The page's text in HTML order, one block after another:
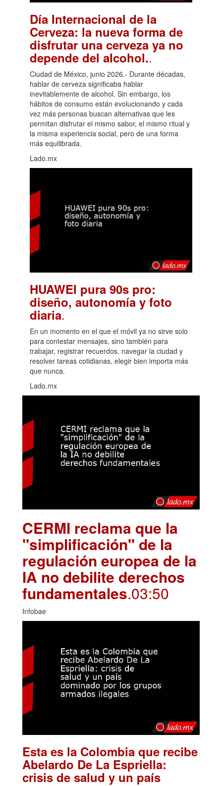
Día Internacional de la
Cerveza: la nueva forma de
disfrutar una cerveza ya no
depende del alcohol..
Ciudad de México, junio 2026.- Durante décadas,
hablar de cerveza significaba hablar
inevitablemente de alcohol. Sin embargo, los
hábitos de consumo están evolucionando y cada
vez más personas buscan alternativas que les
permitan disfrutar el mismo sabor, el mismo ritual y
la misma experiencia social, pero de una forma
más equilibrada.
Lado.mx
HUAWEI pura 90s pro:
diseño, autonomía y foto
diaria.
En un momento en el que el móvil ya no sirve solo
para contestar mensajes, sino también para
trabajar, registrar recuerdos, navegar la ciudad y
resolver tareas cotidianas, elegir bien importa más
que nunca.
Lado.mx
CERMI reclama que la
"simplificación" de la
regulación europea de la
IA no debilite derechos
fundamentales.03:50
Infobae
Esta es la Colombia que recibe
Abelardo De La Espriella:
crisis de salud y un país